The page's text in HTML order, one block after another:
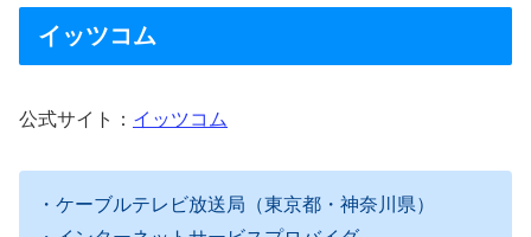
イッツコム
公式サイト： イッツコム
・ケーブルテレビ放送局（東京都・神奈川県）